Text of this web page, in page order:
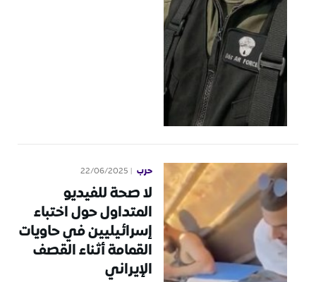
حرب 22/06/2025
لا صحة للفيديو
المتداول حول اختباء
إسرائيليين في حاويات
القمامة أثناء القصف
الإيراني